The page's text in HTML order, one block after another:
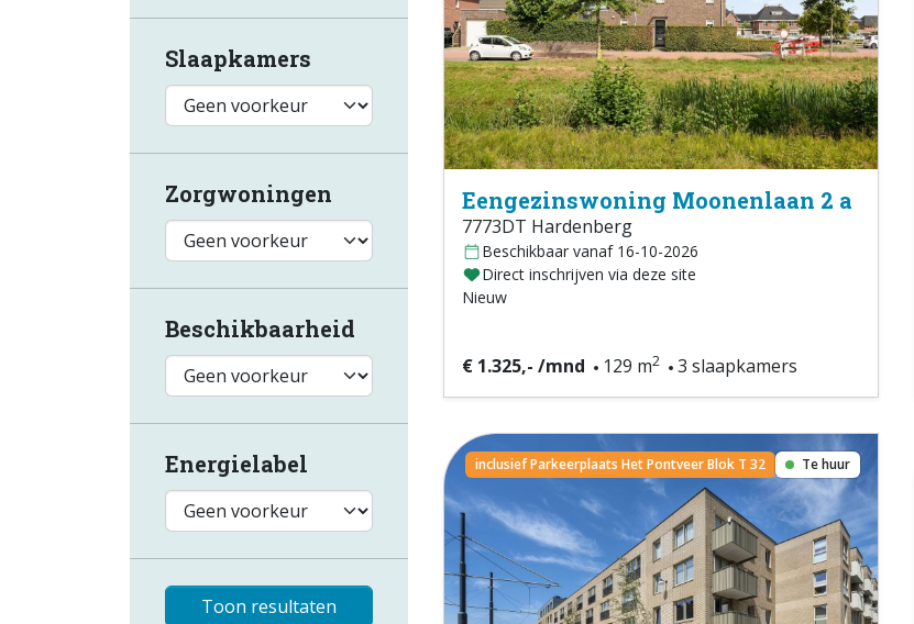
Slaapkamers
Zorgwoningen
Beschikbaarheid
Energielabel
Toon resultaten
Eengezinswoning Moonenlaan 2 a
7773DT Hardenberg
Beschikbaar vanaf 16-10-2026
Direct inschrijven via deze site
Nieuw
€ 1.325,- /mnd 129 m2 3 slaapkamers
inclusief Parkeerplaats Het Pontveer Blok T 32 Te huur